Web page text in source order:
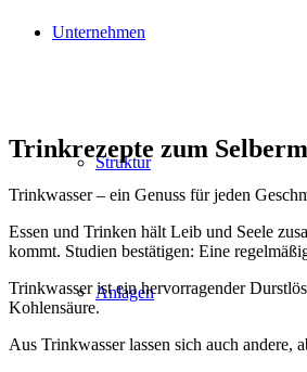
Unternehmen
Struktur
Anlagen
Trinkrezepte zum
Trinkwasser – ein Genuss für jeden
Essen und Trinken hält Leib und Seele
kommt. Studien bestätigen: Eine
Trinkwasser ist ein hervorragender
Kohlensäure.
Aus Trinkwasser lassen sich auch